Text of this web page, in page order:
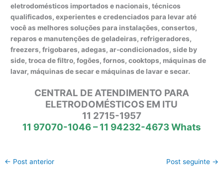
eletrodomésticos importados e nacionais, técnicos
qualificados, experientes e credenciados para levar até
você as melhores soluções para instalações, consertos,
reparos e manutenções de geladeiras, refrigeradores,
freezers, frigobares, adegas, ar-condicionados, side by
side, troca de filtro, fogões, fornos, cooktops, máquinas de
lavar, máquinas de secar e máquinas de lavar e secar.
CENTRAL DE ATENDIMENTO PARA
ELETRODOMÉSTICOS EM ITU
11 2715-1957
11 97070-1046 – 11 94232-4673 Whats
← Post anterior Post seguinte →